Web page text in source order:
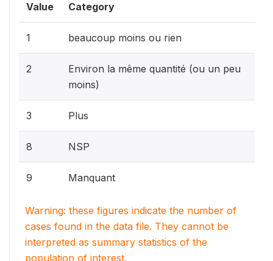
Value Category
1 beaucoup moins ou rien
2
Environ la même quantité (ou un peu
moins)
3 Plus
8 NSP
9 Manquant
Warning: these figures indicate the number of
cases found in the data file. They cannot be
interpreted as summary statistics of the
population of interest.